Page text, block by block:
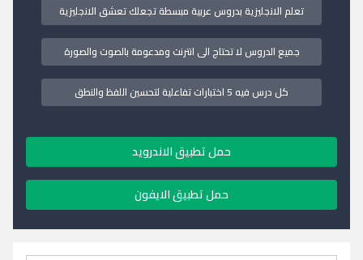
تعلم الانجليزية بدروس عربية مبسطة تجعلك تعشق الانجليزية
جميع الدروس لا تحتاج الى انترنت ومدعومة بالصوت والصورة
كل درس فيه 5 اختبارات تفاعلية لتحسين اللفظ والنطق
حمل تطبيق الاندرويد
حمل تطبيق الايفون